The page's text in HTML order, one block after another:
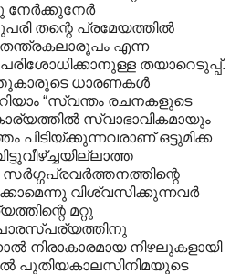
നേർക്കുനേർ
തന്റെ പ്രമേയത്തിൽ
എന്ന
തയാറെടുപ്പ്.
ധാരണകൾ
“സ്വന്തം രചനകളുടെ
സ്വാഭാവികമായും
പിടിയ്ക്കുന്നവരാണ് ഒട്ടുമിക്ക
വിശ്വസിക്കുന്നവർ
മറ്റു
നിരാകാരമാ‍യ നിഴലുകളായി
പുതിയകാലസിനിമയുടെ